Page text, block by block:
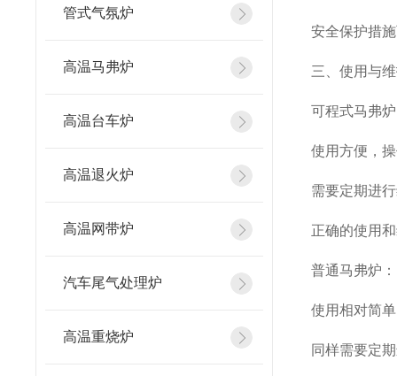
管式气氛炉
高温马弗炉
高温台车炉
高温退火炉
高温网带炉
汽车尾气处理炉
高温重烧炉
安全保护措
三、使用与
可程式马弗
使用方便，
需要定期进
正确的使用
普通马弗炉：
使用相对简
同样需要定